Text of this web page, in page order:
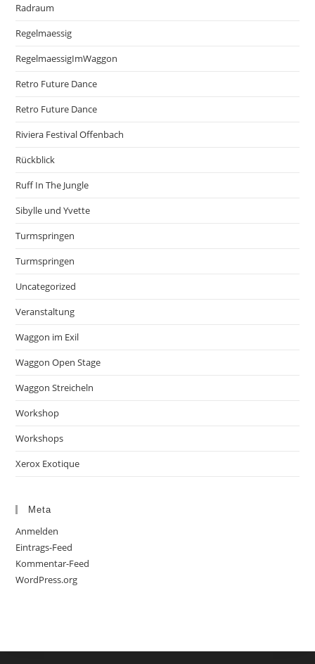
Radraum
Regelmaessig
RegelmaessigImWaggon
Retro Future Dance
Retro Future Dance
Riviera Festival Offenbach
Rückblick
Ruff In The Jungle
Sibylle und Yvette
Turmspringen
Turmspringen
Uncategorized
Veranstaltung
Waggon im Exil
Waggon Open Stage
Waggon Streicheln
Workshop
Workshops
Xerox Exotique
Meta
Anmelden
Eintrags-Feed
Kommentar-Feed
WordPress.org